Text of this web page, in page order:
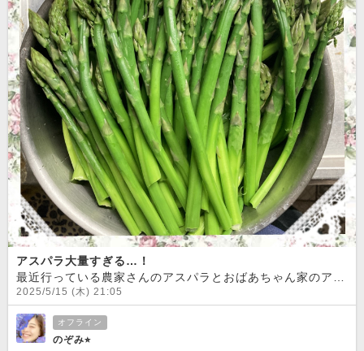
アスパラ大量すぎる…！
2025/5/15 (木) 21:05
オフライン
のぞみ⭐︎